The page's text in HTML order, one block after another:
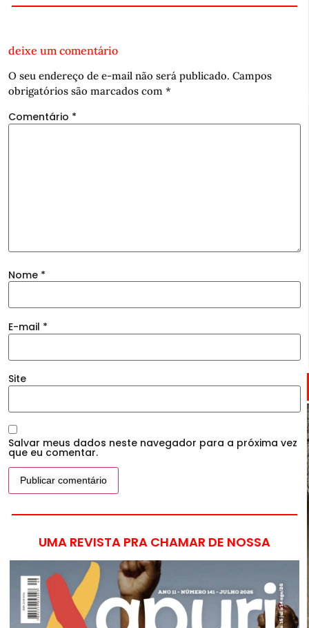
deixe um comentário
O seu endereço de e-mail não será publicado. Campos
obrigatórios são marcados com *
Comentário *
Nome *
E-mail *
Site
Salvar meus dados neste navegador para a próxima vez
que eu comentar.
UMA REVISTA PRA CHAMAR DE NOSSA